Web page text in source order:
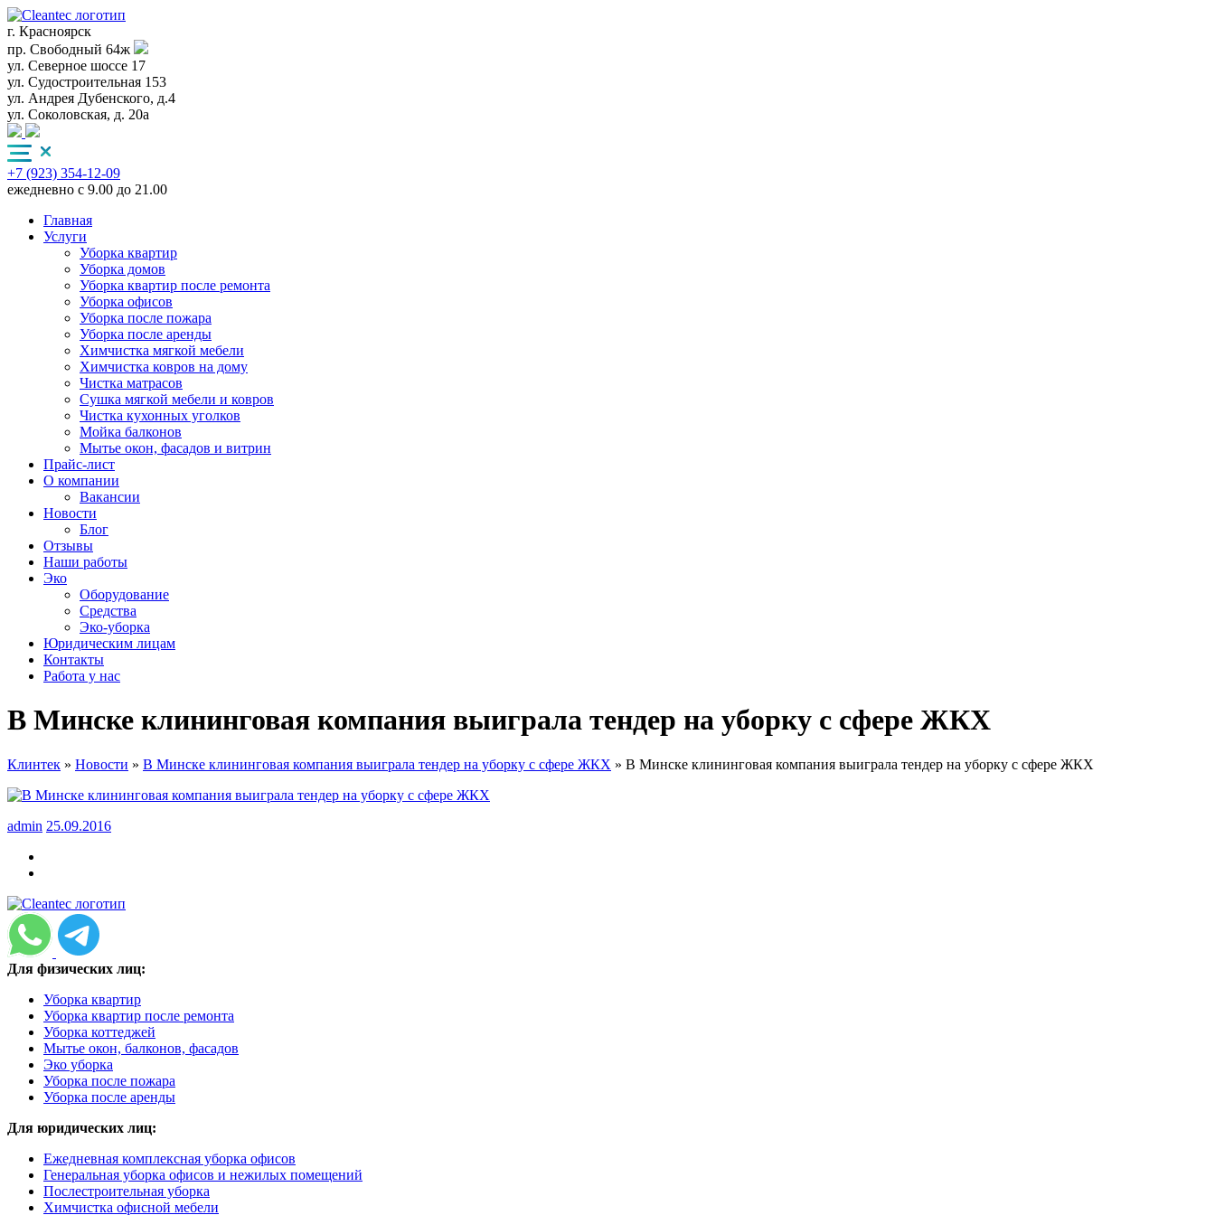
г. Красноярск
пр. Свободный 64ж
ул. Северное шоссе 17
ул. Судостроительная 153
ул. Андрея Дубенского, д.4
ул. Соколовская, д. 20а
+7 (923) 354-12-09
ежедневно с 9.00 до 21.00
Главная
Услуги
Уборка квартир
Уборка домов
Уборка квартир после ремонта
Уборка офисов
Уборка после пожара
Уборка после аренды
Химчистка мягкой мебели
Химчистка ковров на дому
Чистка матрасов
Сушка мягкой мебели и ковров
Чистка кухонных уголков
Мойка балконов
Мытье окон, фасадов и витрин
Прайс-лист
О компании
Вакансии
Новости
Блог
Отзывы
Наши работы
Эко
Оборудование
Средства
Эко-уборка
Юридическим лицам
Контакты
Работа у нас
В Минске клининговая компания выиграла тендер на уборку с сфере ЖКХ
Клинтек » Новости » В Минске клининговая компания выиграла тендер на уборку с сфере ЖКХ » В Минске клининговая компания выиграла тендер на уборку с сфере ЖКХ
admin 25.09.2016
Для физических лиц:
Уборка квартир
Уборка квартир после ремонта
Уборка коттеджей
Мытье окон, балконов, фасадов
Эко уборка
Уборка после пожара
Уборка после аренды
Для юридических лиц:
Ежедневная комплексная уборка офисов
Генеральная уборка офисов и нежилых помещений
Послестроительная уборка
Химчистка офисной мебели